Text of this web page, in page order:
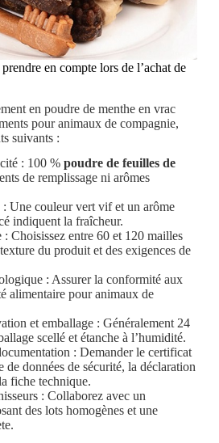
en compte lors de l’achat de
en poudre de menthe en vrac
pour animaux de compagnie,
suivants :
: 100 % poudre de feuilles de
de remplissage ni arômes
: Une couleur vert vif et un arôme
indiquent la fraîcheur.
Choisissez entre 60 et 120 mailles
du produit et des exigences de
: Assurer la conformité aux
alimentaire pour animaux de
et emballage : Généralement 24
scellé et étanche à l’humidité.
: Demander le certificat
de données de sécurité, la déclaration
fiche technique.
: Collaborez avec un
des lots homogènes et une